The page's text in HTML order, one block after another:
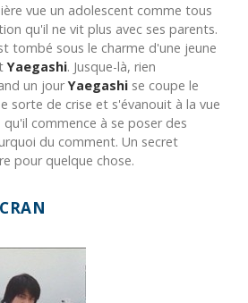
vue un adolescent comme tous
qu'il ne vit plus avec ses parents.
tombé sous le charme d'une jeune
Yaegashi. Jusque-là, rien
un jourYaegashi se coupe le
sorte de crise et s'évanouit à la vue
qu'il commence à se poser des
du comment. Un secret
pour quelque chose.